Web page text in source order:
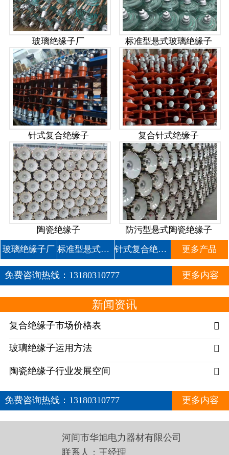
玻璃绝缘子厂 标准型悬式玻璃绝缘子
针式复合绝缘子 复合针式绝缘子
陶瓷绝缘子 防污型悬式陶瓷绝缘子
玻璃绝缘子厂 标准型悬式玻璃绝缘子 针式复合绝缘子 更多产品
免费咨询热线： 13180310777 更多内容
新闻资讯
复合绝缘子市场价格表 
玻璃绝缘子运用方法 
陶瓷绝缘子行业发展空间 
免费咨询热线： 13180310777 更多内容
河间市华旭电力器材有限公司
联系人：王经理